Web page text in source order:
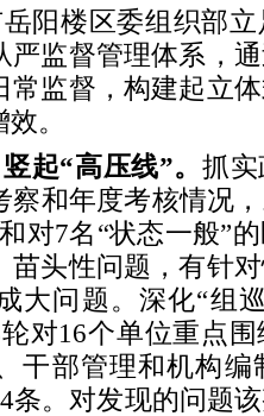
阳楼区委组织部
严监督管理体系，
常监督，构建起立
。
起“高压线”。 抓
察和年度考核情况
对7名“状态一般”
苗头性问题，有针
大问题。深化“组
对16个单位重点
干部管理和机构
条。对发现的问题